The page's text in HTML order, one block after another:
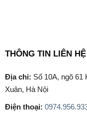
THÔNG TIN LIÊN HỆ
Địa chỉ: Số 10A, ngõ 61
Xuân, Hà Nội
Điện thoại: